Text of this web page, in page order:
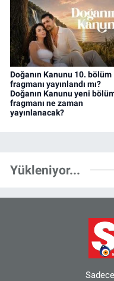
Doğanın Kanunu 10. bölüm
fragmanı yayınlandı mı?
Doğanın Kanunu yeni
fragmanı ne zaman
yayınlanacak?
Yükleniyor...